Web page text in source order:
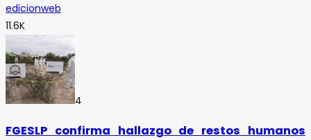
edicionweb
11.6K
4
FGESLP confirma hallazgo de restos humanos